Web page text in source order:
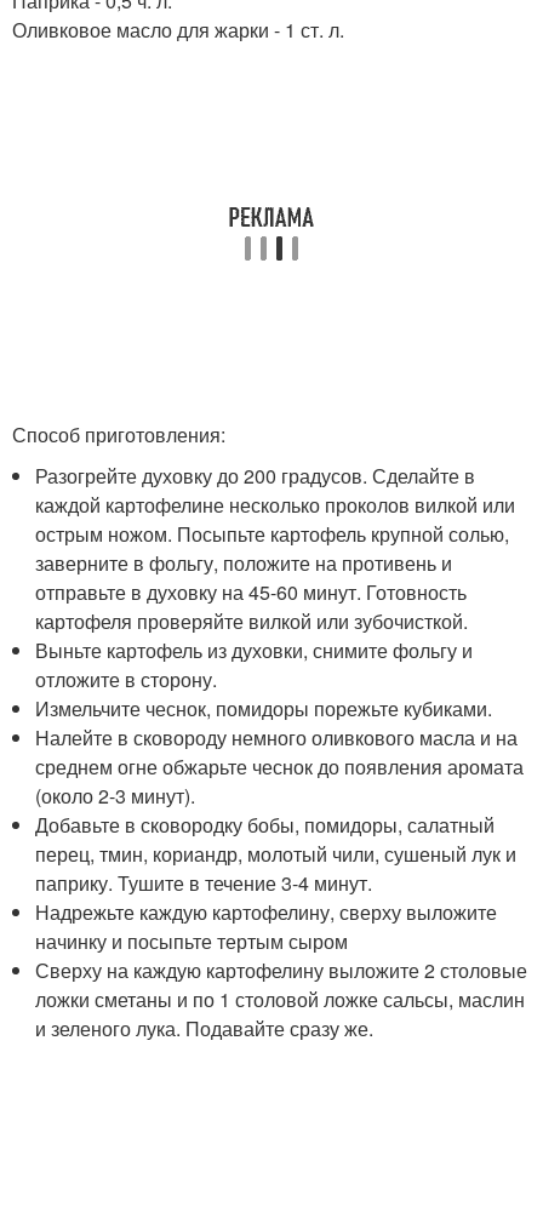
Оливковое масло для жарки - 1 ст. л.
Способ приготовления:
Разогрейте духовку до 200 градусов. Сделайте в
каждой картофелине несколько проколов вилкой или
острым ножом. Посыпьте картофель крупной солью,
заверните в фольгу, положите на противень и
отправьте в духовку на 45-60 минут. Готовность
картофеля проверяйте вилкой или зубочисткой.
Выньте картофель из духовки, снимите фольгу и
отложите в сторону.
Измельчите чеснок, помидоры порежьте кубиками.
Налейте в сковороду немного оливкового масла и на
среднем огне обжарьте чеснок до появления аромата
(около 2-3 минут).
Добавьте в сковородку бобы, помидоры, салатный
перец, тмин, кориандр, молотый чили, сушеный лук и
паприку. Тушите в течение 3-4 минут.
Надрежьте каждую картофелину, сверху выложите
начинку и посыпьте тертым сыром
Сверху на каждую картофелину выложите 2 столовые
ложки сметаны и по 1 столовой ложке сальсы, маслин
и зеленого лука. Подавайте сразу же.